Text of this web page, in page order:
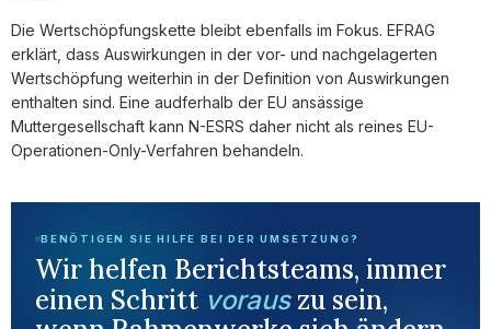
Die Wertschöpfungskette bleibt ebenfalls im Fokus. EFRAG
erklärt, dass Auswirkungen in der vor- und nachgelagerten
Wertschöpfung weiterhin in der Definition von Auswirkungen
enthalten sind. Eine audferhalb der EU ansässige
Muttergesellschaft kann N-ESRS daher nicht als reines EU-
Operationen-Only-Verfahren behandeln.
BENÖTIGEN SIE HILFE BEI DER UMSETZUNG?
Wir helfen Berichtsteams, immer
einen Schritt vorauszu sein,